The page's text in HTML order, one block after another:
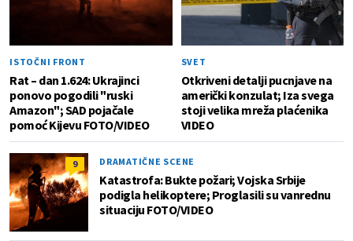
ISTOČNI FRONT
Rat – dan 1.624: Ukrajinci
ponovo pogodili "ruski
Amazon"; SAD pojačale
pomoć Kijevu FOTO/VIDEO
SVET
Otkriveni detalji pucnjave na
američki konzulat; Iza svega
stoji velika mreža plaćenika
VIDEO
9 DRAMATIČNE SCENE
Katastrofa: Bukte požari; Vojska Srbije
podigla helikoptere; Proglasili su vanrednu
situaciju FOTO/VIDEO